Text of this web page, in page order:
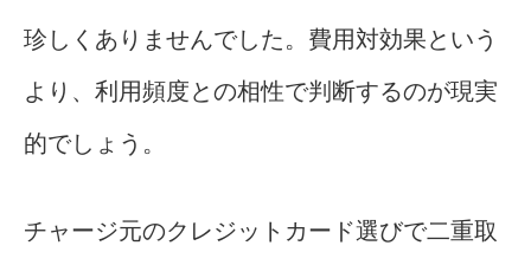
珍しくありませんでした。費用対効果という
より、利用頻度との相性で判断するのが現実
的でしょう。
チャージ元のクレジットカード選びで二重取